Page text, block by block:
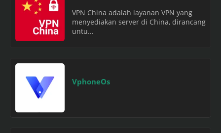
VPN China adalah layanan VPN yang
menyediakan server di China, dirancang
untu...
VphoneOs